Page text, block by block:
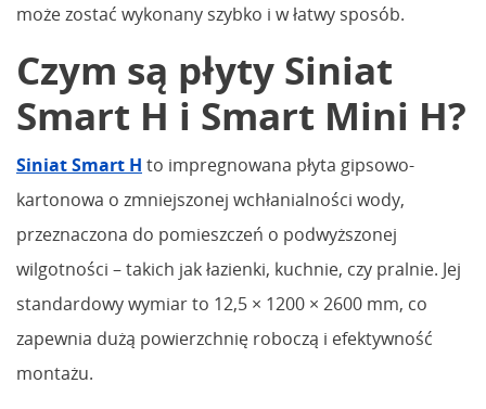
może zostać wykonany szybko i w łatwy sposób.
Czym są płyty Siniat
Smart H i Smart Mini H?
Siniat Smart H to impregnowana płyta gipsowo-
kartonowa o zmniejszonej wchłanialności wody,
przeznaczona do pomieszczeń o podwyższonej
wilgotności – takich jak łazienki, kuchnie, czy pralnie. Jej
standardowy wymiar to 12,5 × 1200 × 2600 mm, co
zapewnia dużą powierzchnię roboczą i efektywność
montażu.